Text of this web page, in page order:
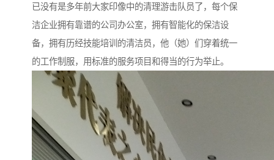
已没有是多年前大家印像中的清理游击队员了，每个保
洁企业拥有靠谱的公司办公室，拥有智能化的保洁设
备，拥有历经技能培训的清洁员，他（她）们穿着统一
的工作制服，用标准的服务项目和得当的行为举止。